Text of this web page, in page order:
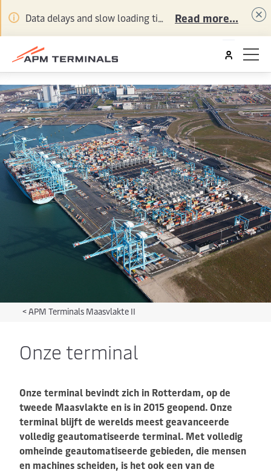
Data delays and slow loading times may be experienced for some online services. Thanks for your patience whilst our teams work to resolve this. Read more...
<APM Terminals Maasvlakte II
Onze terminal
Onze terminal bevindt zich in Rotterdam, op de
tweede Maasvlakte en is in 2015 geopend. Onze
terminal blijft de werelds meest geavanceerde
volledig geautomatiseerde terminal. Met volledig
omheinde geautomatiseerde gebieden, die mensen
en machines scheiden, is het ook een van de